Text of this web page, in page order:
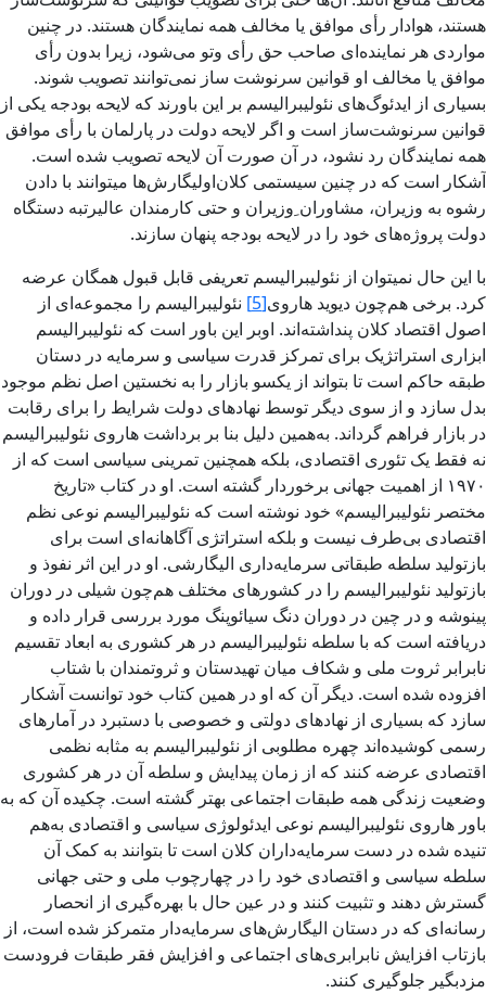
هستند، هوادار رأی موافق یا مخالف همه نمایندگان هستند. در چنین
مواردی هر نماینده‌ای صاحب حق رأی وتو می‌شود، زیرا بدون رأی
موافق یا مخالف او قوانین سرنوشت‌ ساز نمی‌توانند تصویب شوند.
بسیاری از ایدئوگ‌های نئولیبرالیسم بر این باورند که لایحه بودجه یکی از
قوانین سرنوشت‌ساز است و اگر لایحه دولت در پارلمان با رأی موافق
همه نمایندگان رد نشود، در آن صورت آن لایحه تصویب ‌شده است.
آشکار است که در چنین سیستمی کلان‌اولیگارش‌ها میتوانند با دادن
رشوه به وزیران، مشاوران ِوزیران و حتی کارمندان عالیرتبه دستگاه
دولت پروژه‌های خود را در لایحه بودجه پنهان سازند.
با این حال نمیتوان از نئولیبرالیسم تعریفی قابل قبول همگان عرضه
کرد. برخی هم‌چون دیوید هاروی[5]
نئولیبرالیسم را مجموعه‌ای از
اصول اقتصاد کلان پنداشته‌اند. اوبر این باور است که نئولیبرالیسم
ابزاری استراتژیک برای تمرکز قدرت سیاسی و سرمایه در دستان
طبقه حاکم است تا بتواند از یکسو بازار را به نخستین اصل نظم موجود
بدل سازد و از سوی دیگر توسط نهادهای دولت شرایط را برای رقابت
در بازار فراهم گرداند. به‌همین دلیل بنا بر برداشت هاروی نئولیبرالیسم
نه فقط یک تئوری اقتصادی، بلکه همچنین تمرینی سیاسی است که از
۱۹۷۰ از اهمیت جهانی برخوردار گشته است. او در کتاب «تاریخ
مختصر نئولیبرالیسم» خود نوشته است که نئولیبرالیسم نوعی نظم
اقتصادی بی‌طرف نیست و بلکه استراتژی آگاهانه‌ای است برای
بازتولید سلطه طبقاتی سرمایه‌داری الیگارشی. او در این اثر نفوذ و
بازتولید نئولیبرالیسم را در کشورهای مختلف هم‌چون شیلی در دوران
پینوشه و در چین در دوران دنگ سیائوپنگ مورد بررسی قرار داده و
دریافته است که با سلطه نئولیبرالیسم در هر کشوری به ابعاد تقسیم
نابرابر ثروت ملی و شکاف میان تهیدستان و ثروتمندان با شتاب
افزوده شده است. دیگر آن که او در همین کتاب خود توانست آشکار
سازد که بسیاری از نهادهای دولتی و خصوصی با دستبرد در آمارهای
رسمی کوشیده‌اند چهره مطلوبی از نئولیبرالیسم به مثابه نظمی
اقتصادی عرضه کنند که از زمان پیدایش و سلطه آن در هر کشوری
وضعیت زندگی همه طبقات اجتماعی بهتر گشته است. چکیده آن که به
باور هاروی نئولیبرالیسم نوعی ایدئولوژی سیاسی و اقتصادی به‌هم
تنیده شده در دست سرمایه‌داران کلان است تا بتوانند به کمک آن
سلطه سیاسی و اقتصادی خود را در چهارچوب ملی و حتی جهانی
گسترش دهند و تثبیت کنند و در عین حال با بهره‌گیری از انحصار
رسانه‌ای که در دستان الیگارش‌های سرمایه‌دار متمرکز شده است، از
بازتاب افزایش نابرابری‌های اجتماعی و افزایش فقر طبقات فرودست
مزدبگیر جلوگیری کنند.